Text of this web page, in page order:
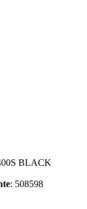
BLACK
: 508598